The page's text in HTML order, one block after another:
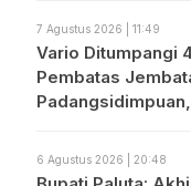
7 Agustus 2026 | 11:49
Vario Ditumpangi
Pembatas
6 Agustus 2026 | 20:48